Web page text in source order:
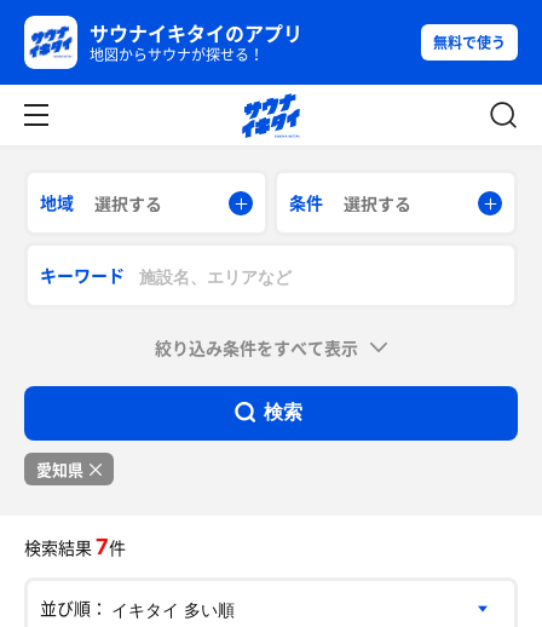
サウナイキタイのアプリ
地図からサウナが探せる！
無料で使う
地域 選択する 条件 選択する
キーワード
絞り込み条件をすべて表示
検索
愛知県
検索結果7件
並び順：